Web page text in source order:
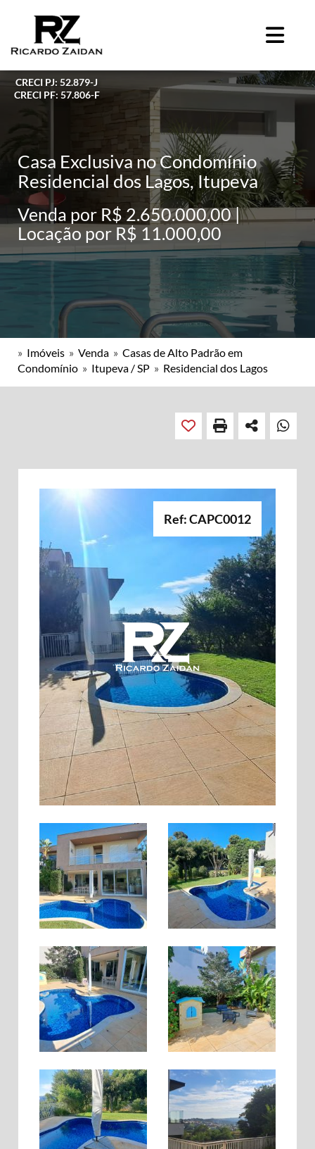
CRECI PJ: 52.879-J
CRECI PF: 57.806-F
Casa Exclusiva no Condomínio
Residencial dos Lagos, Itupeva
Venda por R$ 2.650.000,00 |
Locação por R$ 11.000,00
» Imóveis » Venda » Casas de Alto Padrão em
Condomínio » Itupeva / SP » Residencial dos Lagos
Ref: CAPC0012